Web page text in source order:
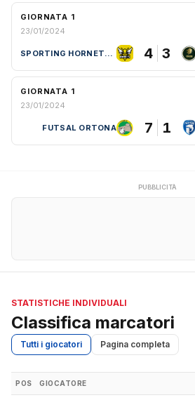
GIORNATA 1
23/01/2024
SPORTING HORNETS ROMA 4 3
GIORNATA 1
23/01/2024
FUTSAL ORTONA 7 1
PUBBLICITÀ
STATISTICHE INDIVIDUALI
Classifica marcatori
Tutti i giocatori Pagina completa
POS GIOCATORE